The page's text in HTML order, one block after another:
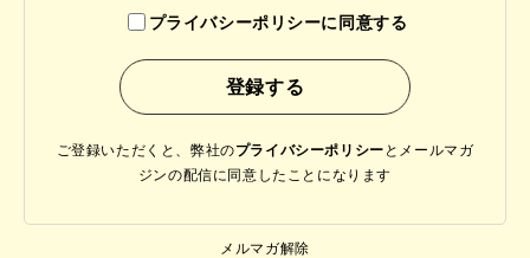
プライバシーポリシーに同意する
ご登録いただくと、弊社のプライバシーポリシー と メールマガ
ジンの配信に同意したことになります
メルマガ解除